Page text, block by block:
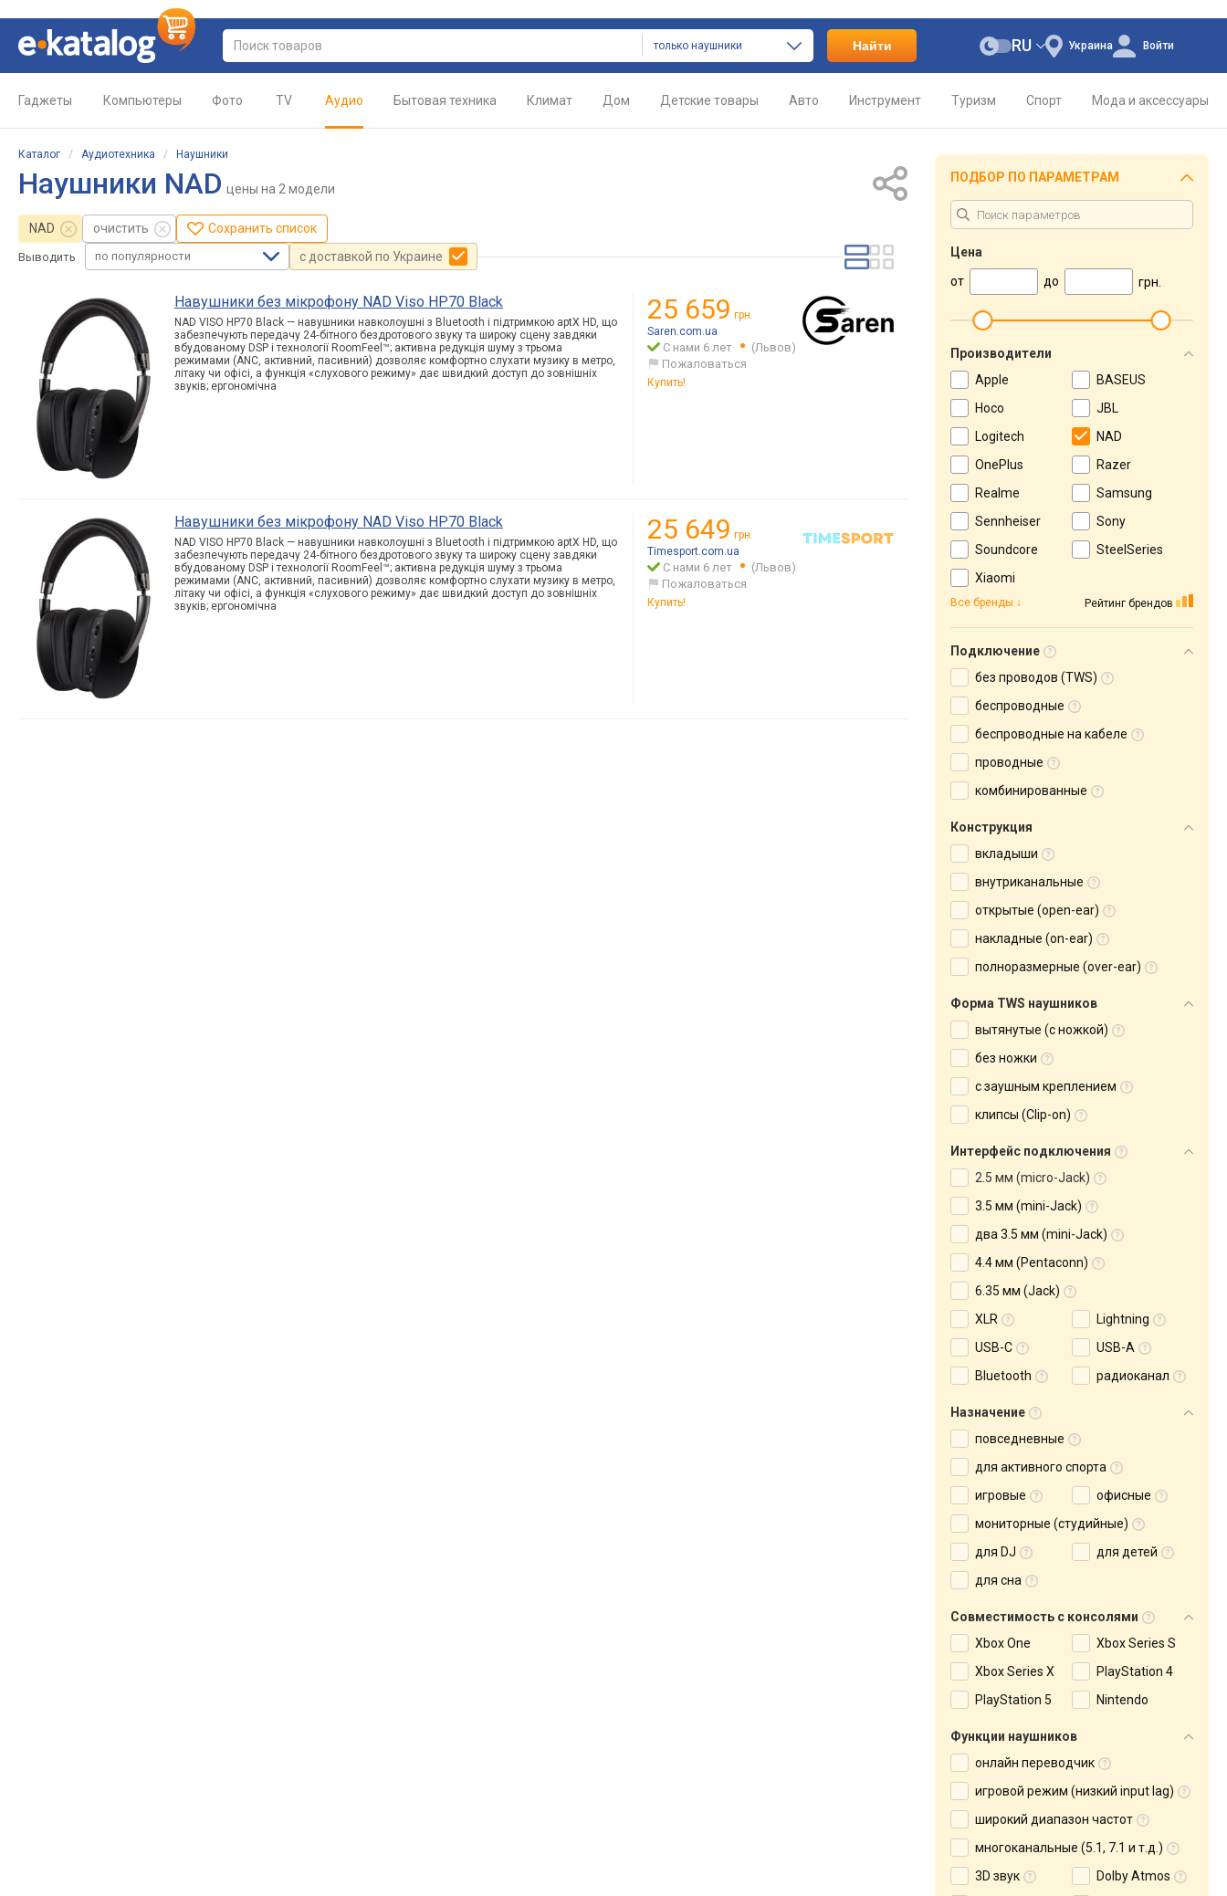
только наушники Найти Украина
RU Войти
Гаджеты Компьютеры Фото TV Аудио Бытовая техника Климат Дом Детские товары Авто Инструмент Туризм Спорт Мода и аксессуары
Каталог / Аудиотехника / Наушники
Наушники NAD цены на 2 модели
NAD очистить Сохранить список
Выводить по популярности с доставкой по Украине
Навушники без мікрофону NAD Viso HP70 Black
NAD VISO HP70 Black — навушники навколоушні з Bluetooth і підтримкою aptX HD, що
забезпечують передачу 24‑бітного бездротового звуку та широку сцену завдяки
вбудованому DSP і технології RoomFeel™; активна редукція шуму з трьома
режимами (ANC, активний, пасивний) дозволяє комфортно слухати музику в метро,
літаку чи офісі, а функція «слухового режиму» дає швидкий доступ до зовнішніх
звуків; ергономічна
25 659 грн.
Saren.com.ua
С нами 6 лет
(Львов)
Пожаловаться
Купить!
Навушники без мікрофону NAD Viso HP70 Black
NAD VISO HP70 Black — навушники навколоушні з Bluetooth і підтримкою aptX HD, що
забезпечують передачу 24‑бітного бездротового звуку та широку сцену завдяки
вбудованому DSP і технології RoomFeel™; активна редукція шуму з трьома
режимами (ANC, активний, пасивний) дозволяє комфортно слухати музику в метро,
літаку чи офісі, а функція «слухового режиму» дає швидкий доступ до зовнішніх
звуків; ергономічна
25 649 грн.
Timesport.com.ua
С нами 6 лет
(Львов)
Пожаловаться
Купить!
ПОДБОР ПО ПАРАМЕТРАМ
Цена
от
до грн.
Производители
Apple
BASEUS
Hoco
JBL
Logitech
NAD
OnePlus
Razer
Realme
Samsung
Sennheiser
Sony
Soundcore
SteelSeries
Xiaomi
Рейтинг брендов
Все бренды
Подключение
без проводов (TWS)
беспроводные
беспроводные на кабеле
проводные
комбинированные
Конструкция
вкладыши
внутриканальные
открытые (open-ear)
накладные (on-ear)
полноразмерные (over-ear)
Форма TWS наушников
вытянутые (с ножкой)
без ножки
с заушным креплением
клипсы (Clip-on)
Интерфейс подключения
2.5 мм (micro-Jack)
3.5 мм (mini-Jack)
два 3.5 мм (mini-Jack)
4.4 мм (Pentaconn)
6.35 мм (Jack)
XLR
Lightning
USB-C
USB-A
Bluetooth
радиоканал
Назначение
повседневные
для активного спорта
игровые
офисные
мониторные (студийные)
для DJ
для детей
для сна
Совместимость с консолями
Xbox One
Xbox Series S
Xbox Series X
PlayStation 4
PlayStation 5
Nintendo
Функции наушников
онлайн переводчик
игровой режим (низкий input lag)
широкий диапазон частот
многоканальные (5.1, 7.1 и т.д.)
3D звук
Dolby Atmos